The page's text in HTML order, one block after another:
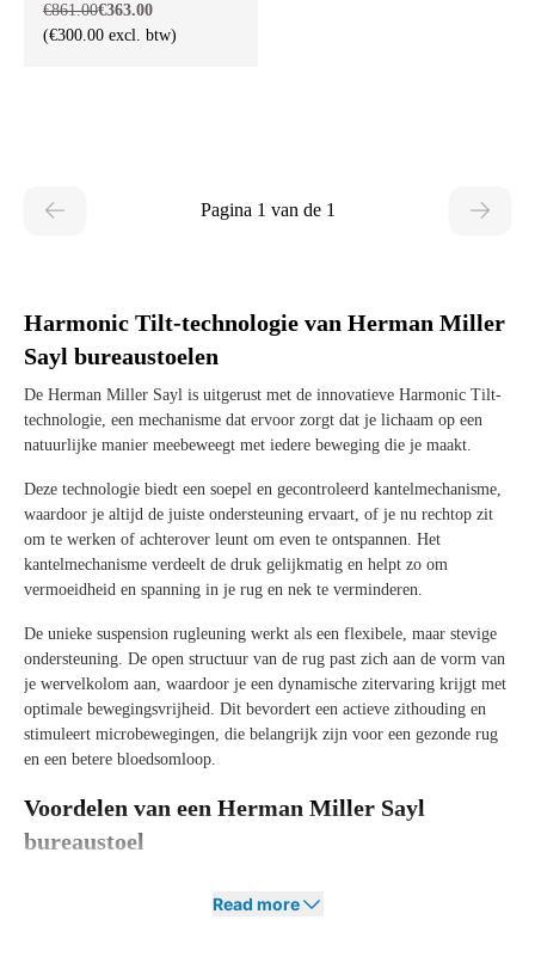
€861.00€363.00
(€300.00 excl. btw)
Pagina 1 van de 1
Harmonic Tilt-technologie van Herman Miller
Sayl bureaustoelen
De Herman Miller Sayl is uitgerust met de innovatieve Harmonic Tilt-
technologie, een mechanisme dat ervoor zorgt dat je lichaam op een
natuurlijke manier meebeweegt met iedere beweging die je maakt.
Deze technologie biedt een soepel en gecontroleerd kantelmechanisme,
waardoor je altijd de juiste ondersteuning ervaart, of je nu rechtop zit
om te werken of achterover leunt om even te ontspannen. Het
kantelmechanisme verdeelt de druk gelijkmatig en helpt zo om
vermoeidheid en spanning in je rug en nek te verminderen.
De unieke suspension rugleuning werkt als een flexibele, maar stevige
ondersteuning. De open structuur van de rug past zich aan de vorm van
je wervelkolom aan, waardoor je een dynamische zitervaring krijgt met
optimale bewegingsvrijheid. Dit bevordert een actieve zithouding en
stimuleert microbewegingen, die belangrijk zijn voor een gezonde rug
en een betere bloedsomloop.
Voordelen van een Herman Miller Sayl
bureaustoel
ergonomie en slimme technologie. We hebben de belangrijkste
Read more